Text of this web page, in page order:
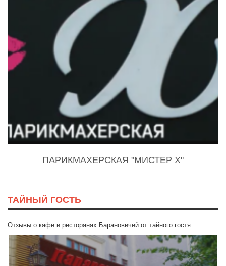
ПАРИКМАХЕРСКАЯ "МИСТЕР X"
ТАЙНЫЙ ГОСТЬ
Отзывы о кафе и ресторанах Барановичей от тайного гостя.